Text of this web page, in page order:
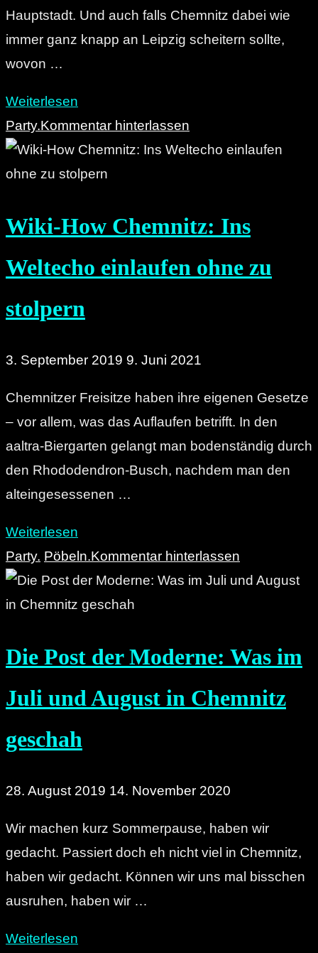
Hauptstadt. Und auch falls Chemnitz dabei wie
immer ganz knapp an Leipzig scheitern sollte,
wovon …
Weiterlesen
Vier
Projekte
für
KuHalleluja"
Party.Kommentar hinterlassen
Wiki-How Chemnitz: Ins
Weltecho einlaufen ohne zu
stolpern
3. September 2019 9. Juni 2021
Chemnitzer Freisitze haben ihre eigenen Gesetze
– vor allem, was das Auflaufen betrifft. In den
aaltra-Biergarten gelangt man bodenständig durch
den Rhododendron-Busch, nachdem man den
alteingesessenen …
Weiterlesen
How
Chemnitz:
Ins
einlaufen
zu
Party. Pöbeln.Kommentar hinterlassen
Die Post der Moderne: Was im
Juli und August in Chemnitz
geschah
28. August 2019 14. November 2020
Wir machen kurz Sommerpause, haben wir
gedacht. Passiert doch eh nicht viel in Chemnitz,
haben wir gedacht. Können wir uns mal bisschen
ausruhen, haben wir …
Weiterlesen